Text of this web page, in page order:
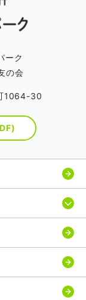
ーク
の会
1064-30